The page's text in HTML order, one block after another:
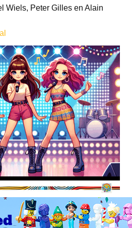
Wiels, Peter Gilles en Alain